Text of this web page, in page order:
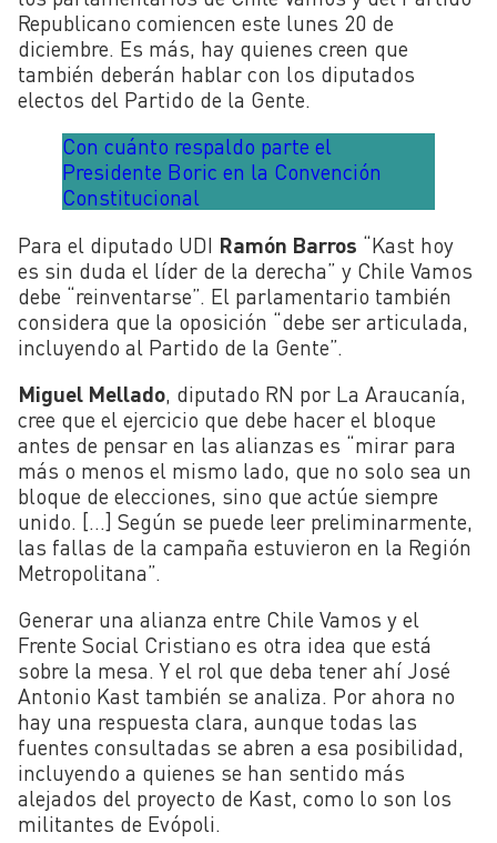
Republicano comiencen este lunes 20 de
diciembre. Es más, hay quienes creen que
también deberán hablar con los diputados
electos del Partido de la Gente.
Con cuánto respaldo parte el
Presidente Boric en la Convención
Constitucional
Para el diputado UDI Ramón Barros “Kast hoy
es sin duda el líder de la derecha” y Chile Vamos
debe “reinventarse”. El parlamentario también
considera que la oposición “debe ser articulada,
incluyendo al Partido de la Gente”.
Miguel Mellado, diputado RN por La Araucanía,
cree que el ejercicio que debe hacer el bloque
antes de pensar en las alianzas es “mirar para
más o menos el mismo lado, que no solo sea un
bloque de elecciones, sino que actúe siempre
unido. […] Según se puede leer preliminarmente,
las fallas de la campaña estuvieron en la Región
Metropolitana”.
Generar una alianza entre Chile Vamos y el
Frente Social Cristiano es otra idea que está
sobre la mesa. Y el rol que deba tener ahí José
Antonio Kast también se analiza. Por ahora no
hay una respuesta clara, aunque todas las
fuentes consultadas se abren a esa posibilidad,
incluyendo a quienes se han sentido más
alejados del proyecto de Kast, como lo son los
militantes de Evópoli.